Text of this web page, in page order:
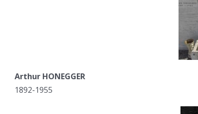
Arthur HONEGGER
1892-1955